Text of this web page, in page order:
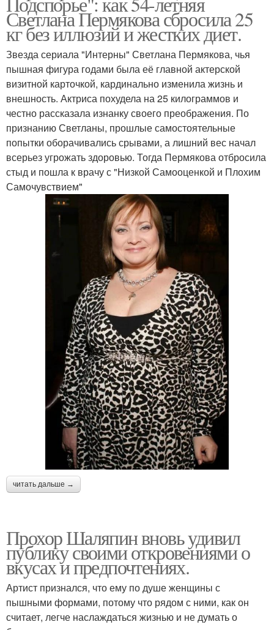
Светлана Пермякова сбросила 25
кг без иллюзий и жестких диет.
Звезда сериала "Интерны" Светлана Пермякова, чья
пышная фигура годами была её главной актерской
визитной карточкой, кардинально изменила жизнь и
внешность. Актриса похудела на 25 килограммов и
честно рассказала изнанку своего преображения. По
признанию Светланы, прошлые самостоятельные
попытки оборачивались срывами, а лишний вес начал
всерьез угрожать здоровью. Тогда Пермякова отбросила
стыд и пошла к врачу с "Низкой Самооценкой и Плохим
Самочувствием"
читать дальше →
Прохор Шаляпин вновь удивил
публику своими откровениями о
вкусах и предпочтениях.
Артист признался, что ему по душе женщины с
пышными формами, потому что рядом с ними, как он
считает, легче наслаждаться жизнью и не думать о